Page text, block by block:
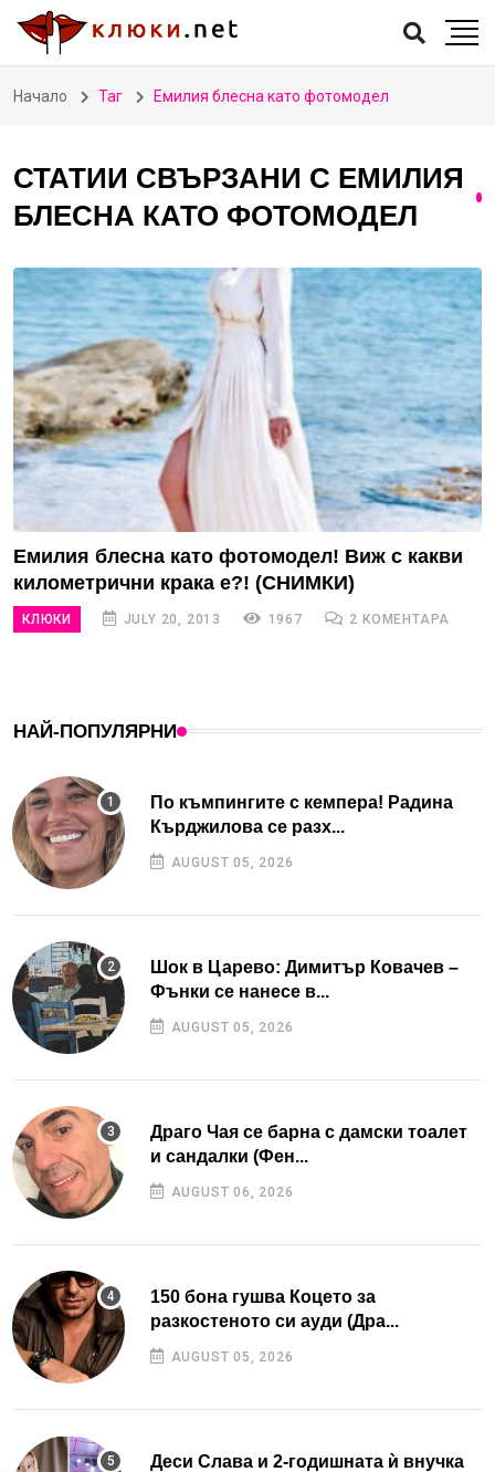
Начало Таг Емилия блесна като фотомодел
СТАТИИ СВЪРЗАНИ С ЕМИЛИЯ
БЛЕСНА КАТО ФОТОМОДЕЛ
Емилия блесна като фотомодел! Виж с какви
километрични крака е?! (СНИМКИ)
КЛЮКИ JULY 20, 2013 1967 2 КОМЕНТАРА
НАЙ-ПОПУЛЯРНИ
По къмпингите с кемпера! Радина
Кърджилова се разх...
AUGUST 05, 2026
Шок в Царево: Димитър Ковачев –
Фънки се нанесе в...
AUGUST 05, 2026
Драго Чая се барна с дамски тоалет
и сандалки (Фен...
AUGUST 06, 2026
150 бона гушва Коцето за
разкостеното си ауди (Дра...
AUGUST 05, 2026
Деси Слава и 2-годишната ѝ внучка